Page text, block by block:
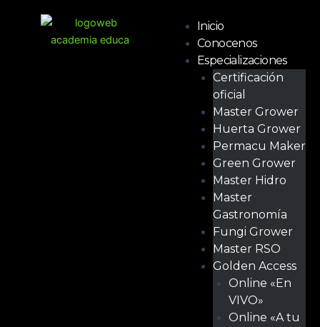
Inicio
Conocenos
Especializaciones
Certificación
oficial
Master Grower
Huerta Grower
Permacu Maker
Green Grower
Master Hidro
Master
Gastronomía
Fungi Grower
Master RSO
Golden Access
Online «En
VIVO»
Online «A tu
Menú